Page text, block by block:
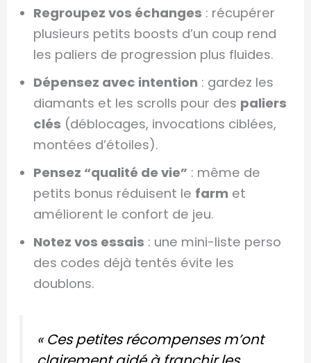
Regroupez vos échanges : récupérer
plusieurs petits boosts d’un coup rend
les paliers de progression plus fluides.
Dépensez avec intention : gardez les
diamants et les scrolls pour des paliers
clés (déblocages, invocations ciblées,
montées d’étoiles).
Pensez “qualité de vie” : même de
petits bonus réduisent le farm et
améliorent le confort de jeu.
Notez vos essais : une mini-liste perso
des codes déjà tentés évite les
doublons.
« Ces petites récompenses m’ont